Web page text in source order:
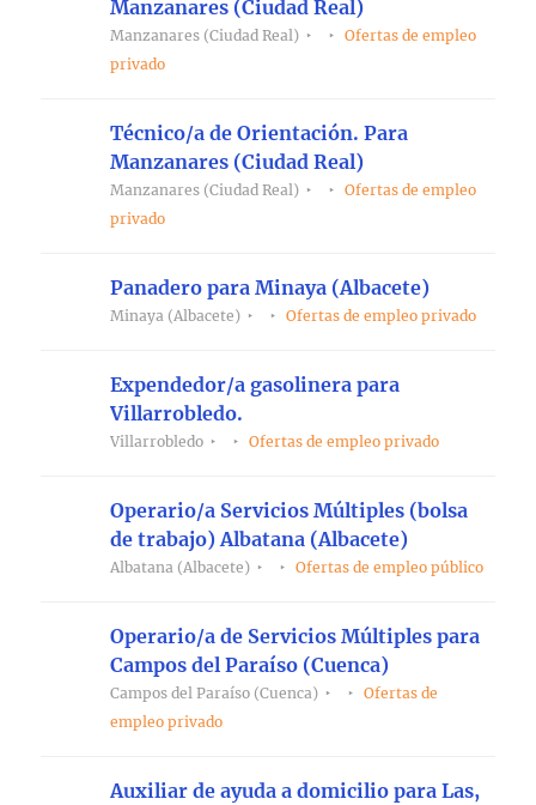
Manzanares (Ciudad Real)
Manzanares (Ciudad Real)
Ofertas de empleo
privado
Técnico/a de Orientación. Para
Manzanares (Ciudad Real)
Manzanares (Ciudad Real)
Ofertas de empleo
privado
Panadero para Minaya (Albacete)
Minaya (Albacete) Ofertas de empleo privado
Expendedor/a gasolinera para
Villarrobledo.
Villarrobledo Ofertas de empleo privado
Operario/a Servicios Múltiples (bolsa
de trabajo) Albatana (Albacete)
Albatana (Albacete) Ofertas de empleo público
Operario/a de Servicios Múltiples para
Campos del Paraíso (Cuenca)
Campos del Paraíso (Cuenca)
Ofertas de
empleo privado
Auxiliar de ayuda a domicilio para Las,